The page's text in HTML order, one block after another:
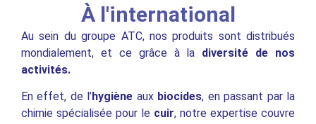
À l'international
Au sein du groupe ATC, nos produits sont distribués
mondialement, et ce grâce à la diversité de nos
activités.
En effet, de l’hygiène aux biocides, en passant par la
chimie spécialisée pour le cuir, notre expertise couvre